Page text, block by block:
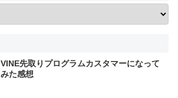
VINE先取りプログラムカスタマーになって
みた感想